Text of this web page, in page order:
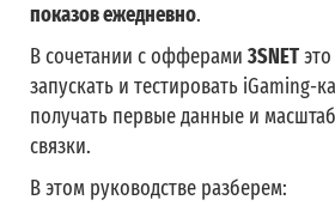
показов ежедневно.
В сочетании с офферами 3SNET
запускать и тестировать iGaming-
получать первые данные и
связки.
В этом руководстве разберем: